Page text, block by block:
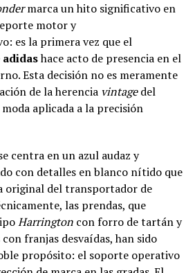
marca un hito significativo en
motor y
es la primera vez que el
hace acto de presencia en el
Esta decisión no es meramente
de la herencia vintagedel
aplicada a la precisión
centra en un azul audaz y
con detalles en blanco nítido que
original del transportador de
las prendas, que
Harrington con forro de tartán y
franjas desvaídas, han sido
propósito: el soporte operativo